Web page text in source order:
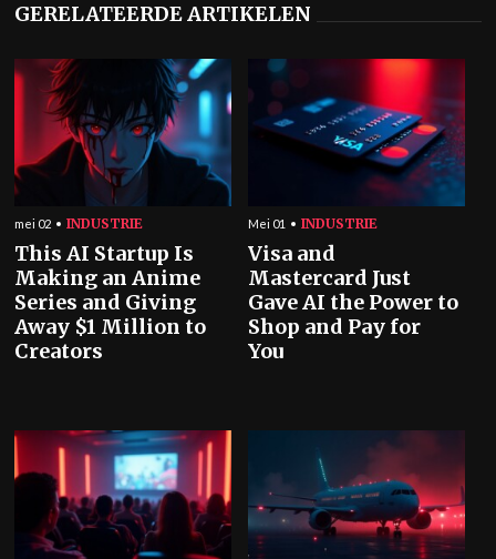
GERELATEERDE ARTIKELEN
mei 02 INDUSTRIE
This AI Startup Is
Making an Anime
Series and Giving
Away $1 Million to
Creators
Mei 01 INDUSTRIE
Visa and
Mastercard Just
Gave AI the Power to
Shop and Pay for
You